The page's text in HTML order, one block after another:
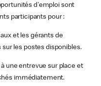
d'emploi sont
participants pour :
et les gérants de
sur les postes disponibles.
une entrevue sur place et
immédiatement.